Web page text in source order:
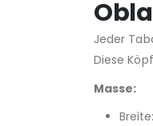
Jeder
Diese
Masse: